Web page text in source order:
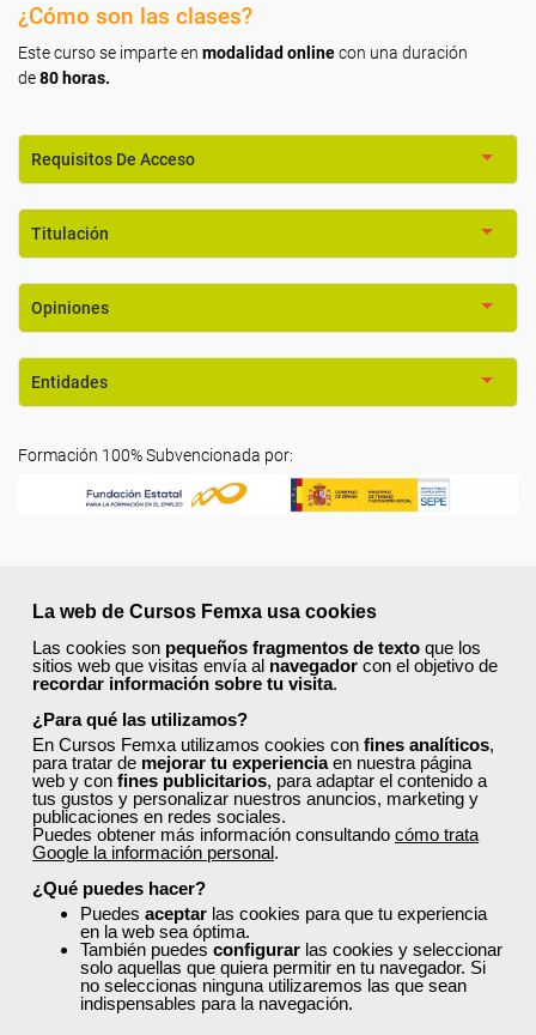
La web de Cursos Femxa usa cookies
Las cookies son pequeños fragmentos de texto que los
sitios web que visitas envía al navegador con el objetivo de
recordar información sobre tu visita.
¿Para qué las utilizamos?
En Cursos Femxa utilizamos cookies con fines analíticos,
para tratar de mejorar tu experienciaen nuestra página
web y con fines publicitarios, para adaptar el contenido a
tus gustos y personalizar nuestros anuncios, marketing y
publicaciones en redes sociales.
Puedes obtener más información consultando cómo trata
Google la información personal.
¿Qué puedes hacer?
Puedes aceptar las cookies para que tu experiencia
en la web sea óptima.
También puedes configurar las cookies y seleccionar
solo aquellas que quiera permitir en tu navegador. Si
no seleccionas ninguna utilizaremos las que sean
indispensables para la navegación.
¿Cómo son las clases?
Este curso se imparte en modalidad onlinecon una duración
de80 horas.
Requisitos De Acceso
Titulación
Opiniones
Entidades
Formación 100% Subvencionada por:
Preguntas frecuentes sobre la
formación de Femxa
Resolvemos las dudas más habituales sobre nuestra
formación, metodología, equipo docente y ventajas
para el alumnado.
¿Qué nos hace diferentes de la
competencia?